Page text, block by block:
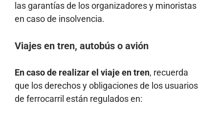
las garantías de los organizadores y minoristas
en caso de insolvencia.
Viajes en tren, autobús o avión
En caso de realizar el viaje en tren, recuerda
que los derechos y obligaciones de los usuarios
de ferrocarril están regulados en: